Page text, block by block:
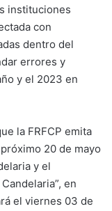
instituciones
con
dentro del
errores y
y el 2023 en
la FRFCP emita
20 de mayo
y el
en
el viernes 03 de